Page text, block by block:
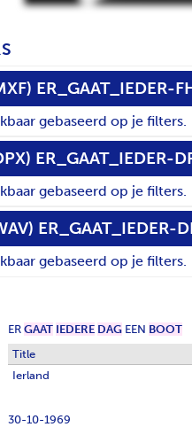
) ER_GAAT_IEDER-
gebaseerd op je filters.
) ER_GAAT_IEDER-
gebaseerd op je filters.
) ER_GAAT_IEDER-
gebaseerd op je filters.
ER GAAT IEDERE DAG EEN BOOT
Title
Ierland
30-10-1969